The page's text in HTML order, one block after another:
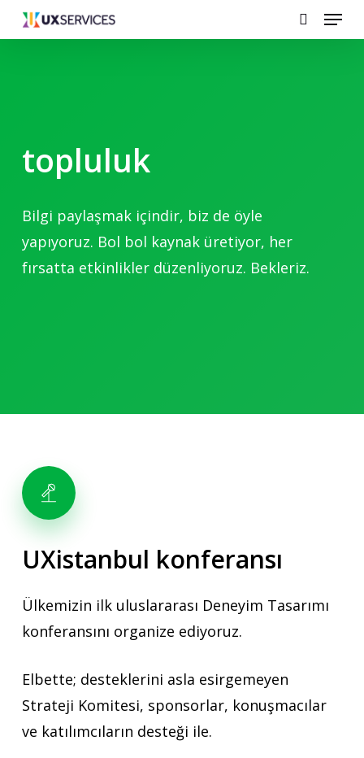
Skip
to
search
Menu
topluluk
Bilgi paylaşmak içindir, biz de öyle
yapıyoruz. Bol bol kaynak üretiyor, her
fırsatta etkinlikler düzenliyoruz. Bekleriz.
UXistanbul konferansı
Ülkemizin ilk uluslararası Deneyim Tasarımı
konferansını organize ediyoruz.
Elbette; desteklerini asla esirgemeyen
Strateji Komitesi, sponsorlar, konuşmacılar
ve katılımcıların desteği ile.